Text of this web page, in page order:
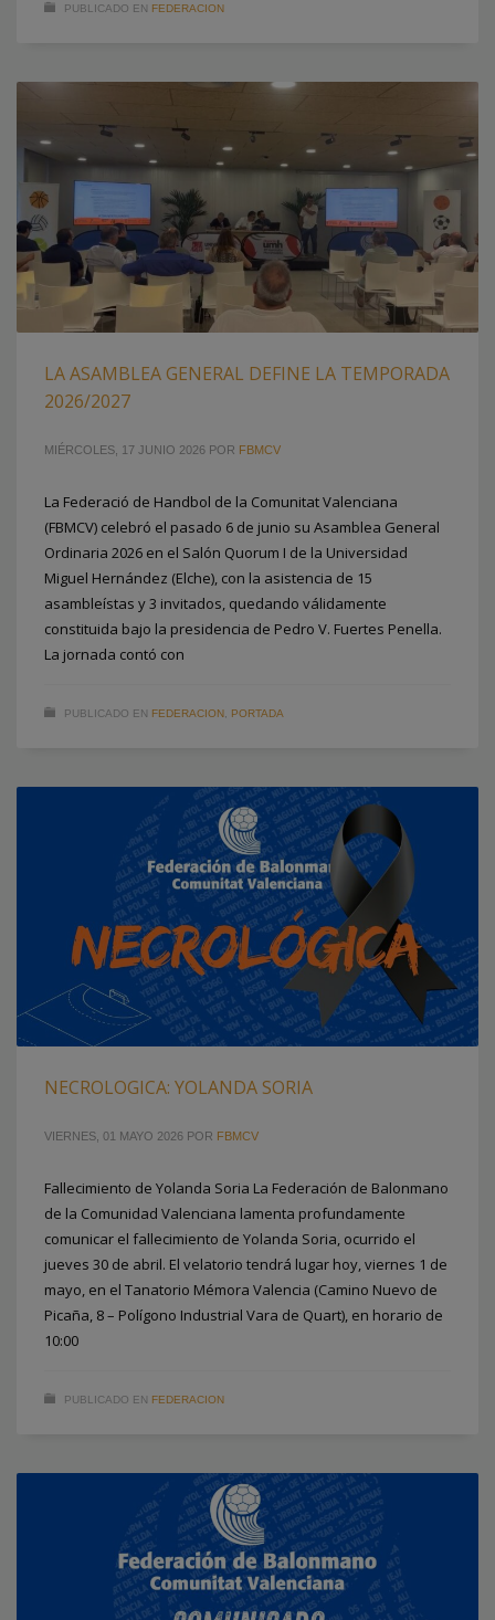
PUBLICADO EN FEDERACION
LA ASAMBLEA GENERAL DEFINE LA TEMPORADA
2026/2027
MIÉRCOLES, 17 JUNIO 2026 POR FBMCV
La Federació de Handbol de la Comunitat Valenciana
(FBMCV) celebró el pasado 6 de junio su Asamblea General
Ordinaria 2026 en el Salón Quorum I de la Universidad
Miguel Hernández (Elche), con la asistencia de 15
asambleístas y 3 invitados, quedando válidamente
constituida bajo la presidencia de Pedro V. Fuertes Penella.
La jornada contó con
PUBLICADO EN FEDERACION PORTADA
NECROLOGICA: YOLANDA SORIA
VIERNES, 01 MAYO 2026 POR FBMCV
Fallecimiento de Yolanda Soria La Federación de Balonmano
de la Comunidad Valenciana lamenta profundamente
comunicar el fallecimiento de Yolanda Soria, ocurrido el
jueves 30 de abril. El velatorio tendrá lugar hoy, viernes 1 de
mayo, en el Tanatorio Mémora Valencia (Camino Nuevo de
Picaña, 8 – Polígono Industrial Vara de Quart), en horario de
10:00
PUBLICADO EN FEDERACION